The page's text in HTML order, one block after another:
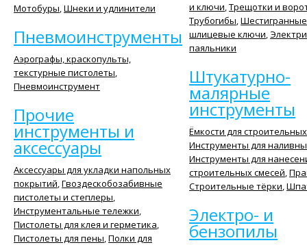
Мотобуры,Шнеки и удлинители
Пневмоинструменты
Аэрографы, краскопульты,
текстурные пистолеты,
Пневмоинструмент
Прочие
инструменты и
аксессуары
Аксессуары для укладки напольных
покрытий,Гвоздескобозабивные
пистолеты и степлеры,
Инструментальные тележки,
Пистолеты для клея и герметика,
Пистолеты для пены,Полки для
и ключи,Трещотки и
Трубогибы,
шлицевые ключи,
паяльники
Штукатурно-
малярные
инструменты
Ёмкости для
Инструменты для
Инструменты для
строительных смесей,
Строительные тёрки,
Электро- и
бензопилы